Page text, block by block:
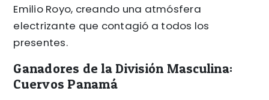
Emilio Royo, creando una atmósfera
electrizante que contagió a todos los
presentes.
Ganadores de la División Masculina:
Cuervos Panamá